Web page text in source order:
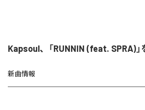
Kapsoul、「RUNNIN (feat. SPRA)
新曲情報